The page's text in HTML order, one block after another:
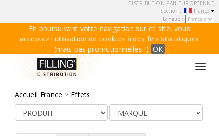
DISTRIBUTION PAN-EUROPEENNE
Section :
France
Langue :
En poursuivant votre navigation sur ce site, vous
acceptez l'utilisation de cookies à des fins statistiques
(mais pas promotionnelles !) OK
Accueil France > Effets